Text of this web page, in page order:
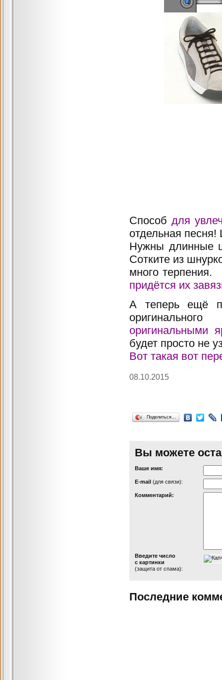
Способ для
отдельная
Нужны
Сотките из
много
придётся их
А теперь ещё
оригинальными
будет просто не
Вот такая вот
08.10.2015
Поделиться…
Вы можете
Ваше имя:
Е-mail (для связи):
Комментарий:
Введите число
с картинки
(защита от спама):
Последние